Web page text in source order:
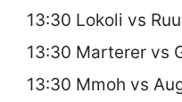
13:30 Lokoli vs
13:30 Marterer vs
13:30 Mmoh vs